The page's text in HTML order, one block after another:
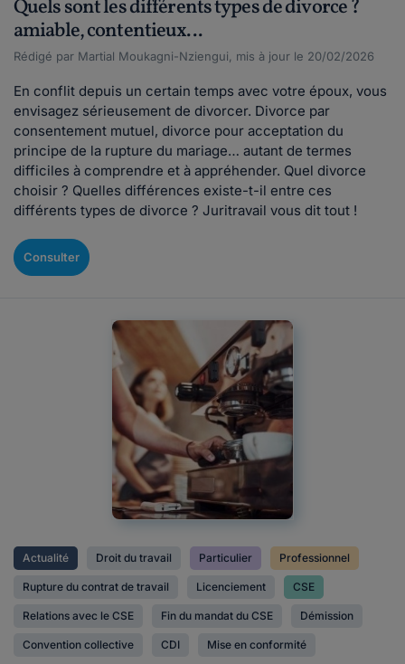
Quels sont les différents types de divorce ?
amiable, contentieux...
Rédigé par Martial Moukagni-Nziengui, mis à jour le 20/02/2026
En conflit depuis un certain temps avec votre époux, vous
envisagez sérieusement de divorcer. Divorce par
consentement mutuel, divorce pour acceptation du
principe de la rupture du mariage… autant de termes
difficiles à comprendre et à appréhender. Quel divorce
choisir ? Quelles différences existe-t-il entre ces
différents types de divorce ? Juritravail vous dit tout !
Consulter
Actualité Droit du travail Particulier Professionnel
Rupture du contrat de travail Licenciement CSE
Relations avec le CSE Fin du mandat du CSE Démission
Convention collective CDI Mise en conformité